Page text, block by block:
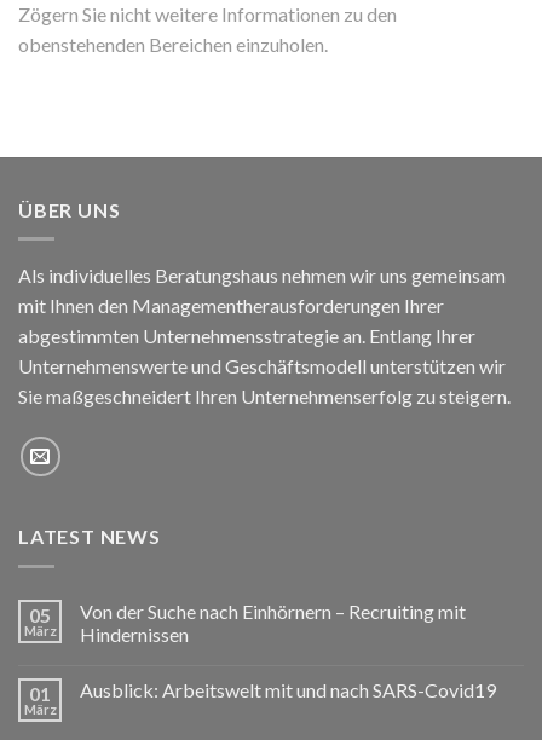
Zögern Sie nicht weitere Informationen zu den
obenstehenden Bereichen einzuholen.
ÜBER UNS
Als individuelles Beratungshaus nehmen wir uns gemeinsam
mit Ihnen den Managementherausforderungen Ihrer
abgestimmten Unternehmensstrategie an. Entlang Ihrer
Unternehmenswerte und Geschäftsmodell unterstützen wir
Sie maßgeschneidert Ihren Unternehmenserfolg zu steigern.
LATEST NEWS
05
März
Von der Suche nach Einhörnern – Recruiting mit
Hindernissen
01
März
Ausblick: Arbeitswelt mit und nach SARS-Covid19